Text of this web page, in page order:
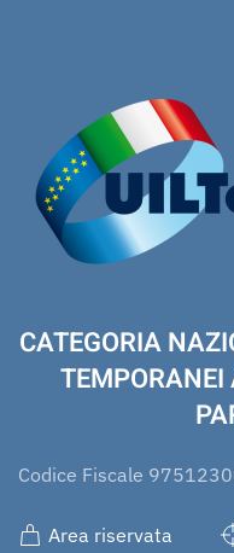
CATEGORIA
Codice Fiscale
Area riservata